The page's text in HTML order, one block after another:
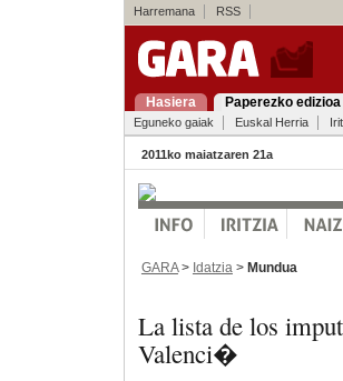
Harremana RSS
Hasiera Paperezko edizioa
Eguneko gaiak Euskal Herria
2011ko maiatzaren 21a
GARA> Idatzia > Mundua
La lista de los
Valenci�